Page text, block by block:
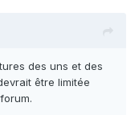
des uns et des
être limitée